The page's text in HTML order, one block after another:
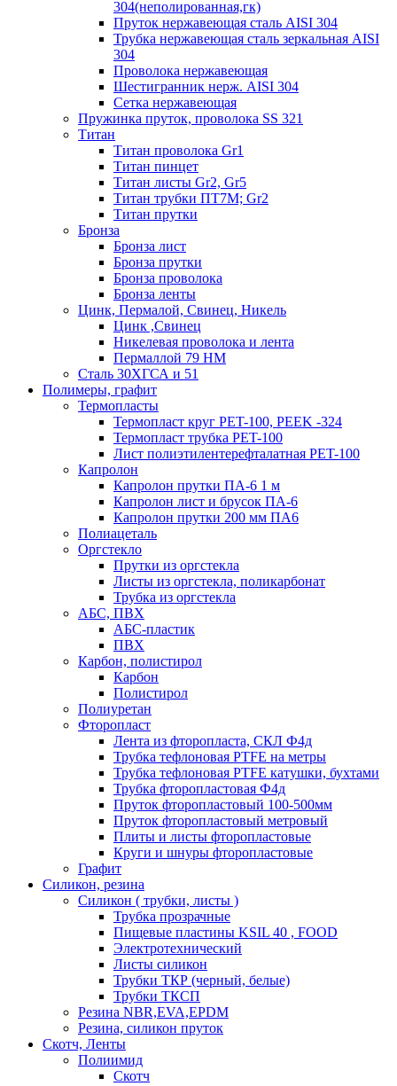
304(неполированная,гк)
Пруток нержавеющая сталь AISI 304
Трубка нержавеющая сталь зеркальная AISI
304
Проволока нержавеющая
Шестигранник нерж. AISI 304
Сетка нержавеющая
Пружинка пруток, проволока SS 321
Титан
Титан проволока Gr1
Титан пинцет
Титан листы Gr2, Gr5
Титан трубки ПТ7М; Gr2
Титан прутки
Бронза
Бронза лист
Бронза прутки
Бронза проволока
Бронза ленты
Цинк, Пермалой, Свинец, Никель
Цинк ,Свинец
Никелевая проволока и лента
Пермаллой 79 НМ
Сталь 30ХГСА и 51
Полимеры, графит
Термопласты
Термопласт круг PET-100, PEEK -324
Термопласт трубка PET-100
Лист полиэтилентерефталатная PET-100
Капролон
Капролон прутки ПА-6 1 м
Капролон лист и брусок ПА-6
Капролон прутки 200 мм ПА6
Полиацеталь
Оргстекло
Прутки из оргстекла
Листы из оргстекла, поликарбонат
Трубка из оргстекла
АБС, ПВХ
АБС-пластик
ПВХ
Карбон, полистирол
Карбон
Полистирол
Полиуретан
Фторопласт
Лента из фторопласта, СКЛ Ф4д
Трубка тефлоновая PTFE на метры
Трубка тефлоновая PTFE катушки, бухтами
Трубка фторопластовая Ф4д
Пруток фторопластовый 100-500мм
Пруток фторопластовый метровый
Плиты и листы фторопластовые
Круги и шнуры фторопластовые
Графит
Силикон, резина
Силикон ( трубки, листы )
Трубка прозрачные
Пищевые пластины KSIL 40 , FOOD
Электротехнический
Листы силикон
Трубки ТКР (черный, белые)
Трубки ТКСП
Резина NBR,EVA,EPDM
Резина, силикон пруток
Скотч, Ленты
Полиимид
Скотч